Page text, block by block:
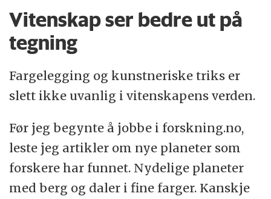
Vitenskap ser bedre ut på
tegning
Fargelegging og kunstneriske triks er
slett ikke uvanlig i vitenskapens verden.
Før jeg begynte å jobbe i forskning.no,
leste jeg artikler om nye planeter som
forskere har funnet. Nydelige planeter
med berg og daler i fine farger. Kanskje